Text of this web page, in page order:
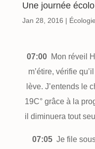
Une journée écolo
Jan 28, 2016 | Écologie
07:00 Mon réveil
m’étire, vérifie
lève. J’entends le
19C° grâce à la
il diminuera tout
07:05 Je file